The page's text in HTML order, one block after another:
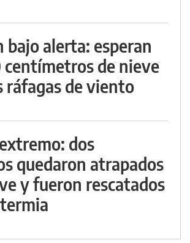
bajo alerta: esperan
centímetros de nieve
ráfagas de viento
dos
quedaron atrapados
y fueron rescatados